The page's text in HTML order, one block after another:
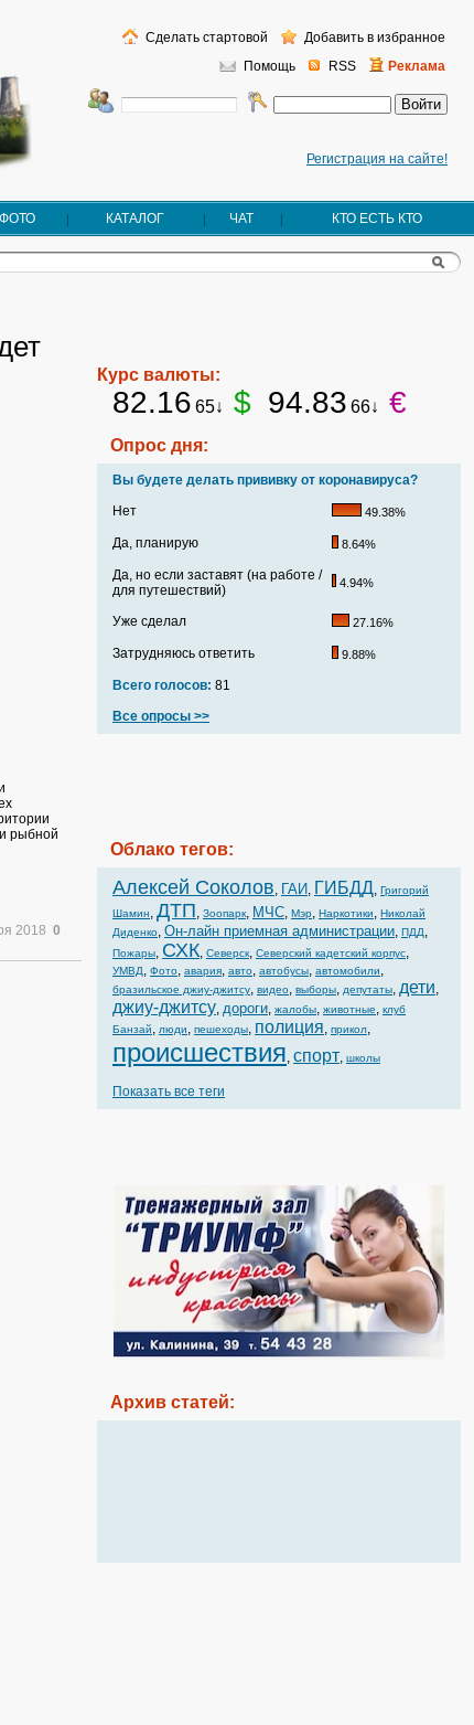
Регистрация на сайте!
Помощь RSS Реклама
Сделать стартовой Добавить в избранное
ФОТО КАТАЛОГ ЧАТ КТО ЕСТЬ КТО
рыбной
2018 0
Курс валюты:
82.16 65↓ $ 94.83 66↓ €
Опрос дня:
Вы будете делать прививку от коронавируса?
Нет
49.38%
Да, планирую 8.64%
Да, но если заставят (на работе /
для путешествий)
4.94%
Уже сделал 27.16%
Затрудняюсь ответить 9.88%
Всего голосов: 81
Все опросы >>
Облако тегов:
Алексей Соколов, ГАИ, ГИБДД, Григорий
Шамин, ДТП, Зоопарк, МЧС, Мэр, Наркотики, Николай
Диденко, Он-лайн приемная администрации, ПДД,
Пожары, СХК, Северск, Северский кадетский корпус,
УМВД, Фото, авария, авто, автобусы, автомобили,
бразильское джиу-джитсу, видео, выборы, депутаты, дети,
джиу-джитсу, дороги, жалобы, животные, клуб
Банзай, люди, пешеходы, полиция, прикол,
происшествия, спорт, школы
Показать все теги
Архив статей: